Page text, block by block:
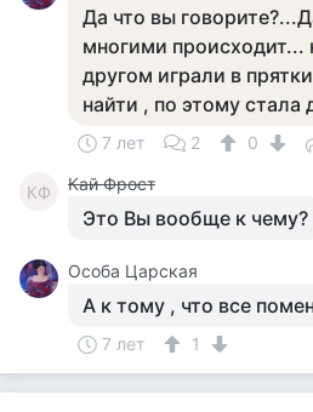
Да что вы
многими происходит...
другом играли в
найти , по этому стала
7 лет 2 0
КФ Кай Фрост
Это Вы вообще к чему?
Особа Царская
А к тому , что все
7 лет 1